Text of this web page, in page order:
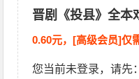
晋剧《投县》全本
0.60元，[高级会员]仅
您当前未登录，请先：